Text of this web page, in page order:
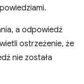
a odpowiedź
ostrzeżenie, że
nie została